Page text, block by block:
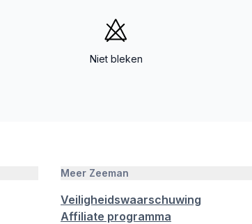
Niet bleken
Meer Zeeman
Veiligheidswaarschuwing
Affiliate programma